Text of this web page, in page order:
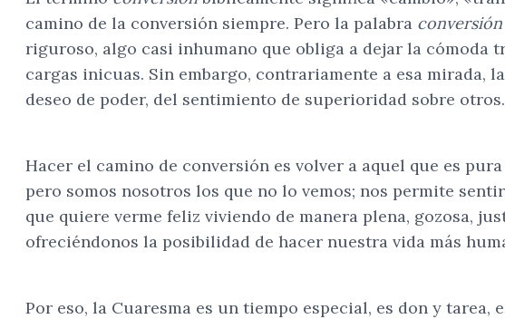
camino de la conversión siempre. Pero la palabra conversión
riguroso, algo casi inhumano que obliga a dejar la cómoda
cargas inicuas. Sin embargo, contrariamente a esa
deseo de poder, del sentimiento de superioridad sobre otros.
Hacer el camino de conversión es volver a aquel que es
pero somos nosotros los que no lo vemos; nos permite
que quiere verme feliz viviendo de manera plena, gozosa,
ofreciéndonos la posibilidad de hacer nuestra vida más
Por eso, la Cuaresma es un tiempo especial, es don y